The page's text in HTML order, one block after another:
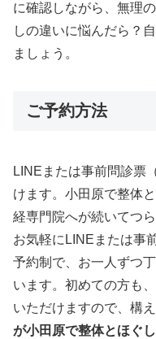
に確認しながら、無理
しの違いに悩んだら？
ましょう。
ご予約方法
LINEまたは事前問診票
けます。小田原で整体
経専門院へが続いてつ
お気軽にLINEまたは事
予約制で、お一人ずつ
います。初めての方も
いただけますので、構
が小田原で整体とほぐ